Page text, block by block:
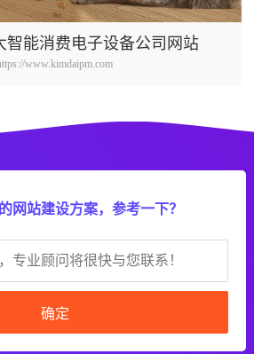
智能消费电子设备公司网站
www.kimdaipm.com
网站建设方案，参考一下？
确定